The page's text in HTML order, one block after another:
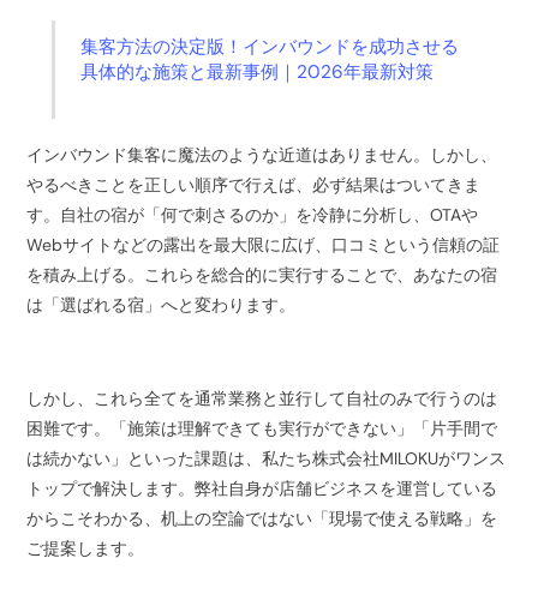
集客方法の決定版！インバウンドを成功させる
具体的な施策と最新事例｜2026年最新対策
インバウンド集客に魔法のような近道はありません。しかし、
やるべきことを正しい順序で行えば、必ず結果はついてきま
す。自社の宿が「何で刺さるのか」を冷静に分析し、OTAや
Webサイトなどの露出を最大限に広げ、口コミという信頼の証
を積み上げる。これらを総合的に実行することで、あなたの宿
は「選ばれる宿」へと変わります。
しかし、これら全てを通常業務と並行して自社のみで行うのは
困難です。「施策は理解できても実行ができない」「片手間で
は続かない」といった課題は、私たち株式会社MILOKUがワンス
トップで解決します。弊社自身が店舗ビジネスを運営している
からこそわかる、机上の空論ではない「現場で使える戦略」を
ご提案します。